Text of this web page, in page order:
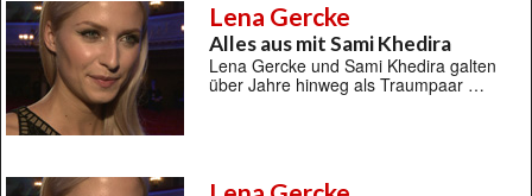
Lena Gercke
Alles aus mit Sami Khedira
Lena Gercke und Sami Khedira galten
über Jahre hinweg als Traumpaar …